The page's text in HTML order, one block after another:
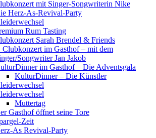
mit Singer-Songwriterin Nike
Herz-As-Revival-Party
Rum Tasting
Sarah Brendel & Friends
Clubkonzert im Gasthof – mit dem
Songwriter Jan Jakob
im Gasthof – Die Adventsgala
KulturDinner – Die Künstler
Muttertag
Gasthof öffnet seine Tore
Zeit
As Revival-Party